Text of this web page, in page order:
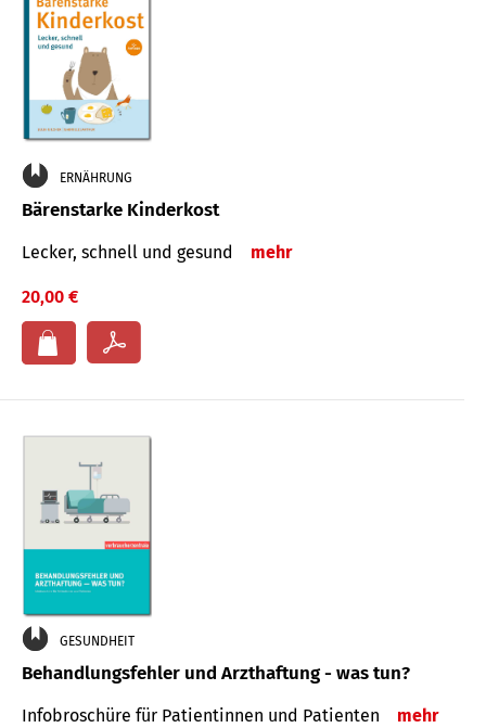
ERNÄHRUNG
Bärenstarke Kinderkost
Lecker, schnell und gesund mehr
20,00 €
GESUNDHEIT
Behandlungsfehler und Arzthaftung - was tun?
Infobroschüre für Patientinnen und Patienten mehr